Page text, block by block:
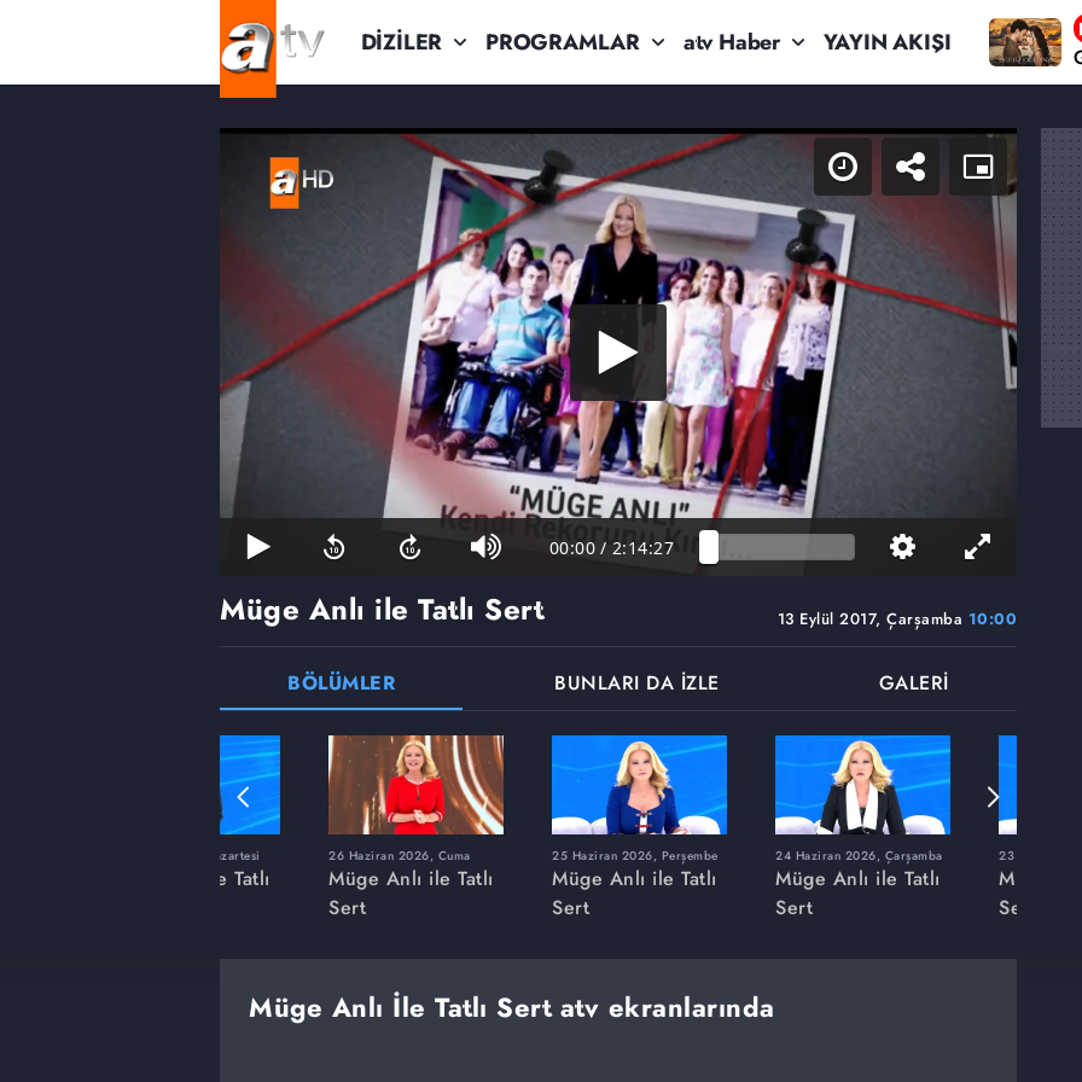
DİZİLER PROGRAMLAR atv Haber YAYIN AKIŞI
00:00 / 2:14:27
13 Eylül 2017, Çarşamba 10:00
Müge Anlı ile Tatlı Sert
BÖLÜMLER BUNLARI DA İZLE GALERİ
8 Haziran 2026, Pazartesi
Müge Anlı ile Tatlı
26 Haziran 2026, Cuma
Müge Anlı ile Tatlı
Sert
25 Haziran 2026, Perşembe
Müge Anlı ile Tatlı
Sert
24 Haziran 2026, Çarşamba
Müge Anlı ile Tatlı
Sert
23 Haziran
Müge
Sert
Müge Anlı İle Tatlı Sert atv ekranlarında